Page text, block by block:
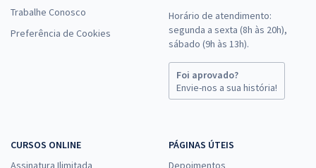
Trabalhe Conosco
Preferência de Cookies
Horário de atendimento:
segunda a sexta (8h às 20h),
sábado (9h às 13h).
Foi aprovado?
Envie-nos a sua história!
CURSOS ONLINE
Assinatura Ilimitada
PÁGINAS ÚTEIS
Depoimentos